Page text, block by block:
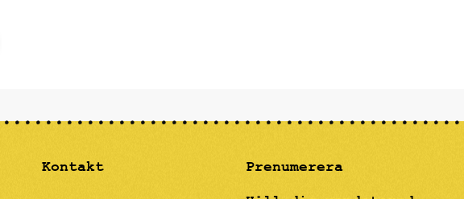
till klassiskt måleri och
i kontrast mot den
Paola har
blir en "drömmig"
Kontakt
Prenumerera